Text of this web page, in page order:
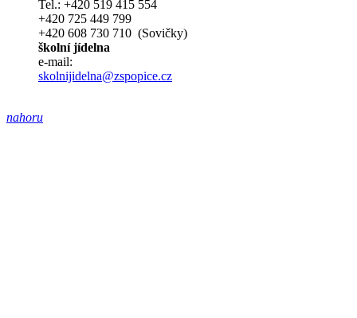
Tel.: +420 519 415 554
+420 725 449 799
+420 608 730 710 (Sovičky)
školní jídelna
e-mail:
skolnijidelna@zspopice.cz
nahoru